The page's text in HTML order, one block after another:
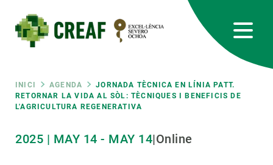
contingut
Fil
d'ariadna
INICI AGENDA
JORNADA TÈCNICA EN LÍNIA PATT.
RETORNAR LA VIDA AL SÒL: TÈCNIQUES I BENEFICIS DE
L'AGRICULTURA REGENERATIVA
2025 | MAY 14 - MAY 14|Online
RRSS